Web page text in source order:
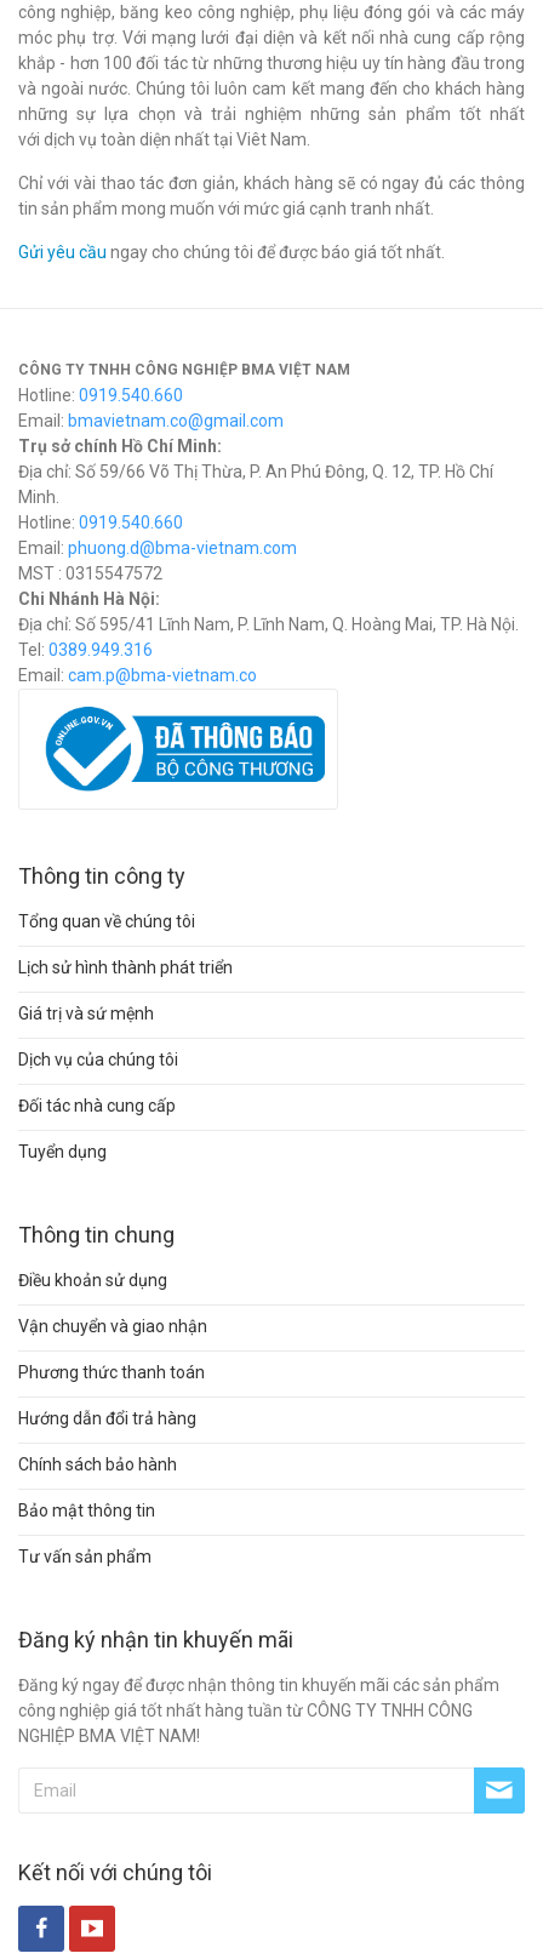
công nghiệp, băng keo công nghiệp, phụ liệu đóng gói và các máy
móc phụ trợ. Với mạng lưới đại diện và kết nối nhà cung cấp rộng
khắp - hơn 100 đối tác từ những thương hiệu uy tín hàng đầu trong
và ngoài nước. Chúng tôi luôn cam kết mang đến cho khách hàng
những sự lựa chọn và trải nghiệm những sản phẩm tốt nhất
với dịch vụ toàn diện nhất tại Viêt Nam.
Chỉ với vài thao tác đơn giản, khách hàng sẽ có ngay đủ các thông
tin sản phẩm mong muốn với mức giá cạnh tranh nhất.
Gửi yêu cầu ngay cho chúng tôi để được báo giá tốt nhất.
CÔNG TY TNHH CÔNG NGHIỆP BMA VIỆT NAM
Hotline: 0919.540.660
Email: bmavietnam.co@gmail.com
Trụ sở chính Hồ Chí Minh:
Địa chỉ: Số 59/66 Võ Thị Thừa, P. An Phú Đông, Q. 12, TP. Hồ Chí
Minh.
Hotline: 0919.540.660
Email: phuong.d@bma-vietnam.com
MST : 0315547572
Chi Nhánh Hà Nội:
Địa chỉ: Số 595/41 Lĩnh Nam, P. Lĩnh Nam, Q. Hoàng Mai, TP. Hà Nội.
Tel: 0389.949.316
Email: cam.p@bma-vietnam.co
Thông tin công ty
Tổng quan về chúng tôi
Lịch sử hình thành phát triển
Giá trị và sứ mệnh
Dịch vụ của chúng tôi
Đối tác nhà cung cấp
Tuyển dụng
Thông tin chung
Điều khoản sử dụng
Vận chuyển và giao nhận
Phương thức thanh toán
Hướng dẫn đổi trả hàng
Chính sách bảo hành
Bảo mật thông tin
Tư vấn sản phẩm
Đăng ký nhận tin khuyến mãi
Đăng ký ngay để được nhận thông tin khuyến mãi các sản phẩm
công nghiệp giá tốt nhất hàng tuần từ CÔNG TY TNHH CÔNG
NGHIỆP BMA VIỆT NAM!
Kết nối với chúng tôi